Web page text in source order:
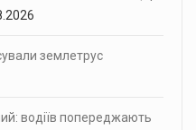
землетрус
водіїв попереджають